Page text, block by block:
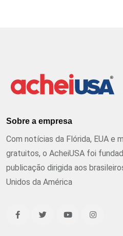
Sobre a empresa
Com notícias da Flórida, EUA e
gratuitos, o AcheiUSA foi
publicação dirigida aos
Unidos da América